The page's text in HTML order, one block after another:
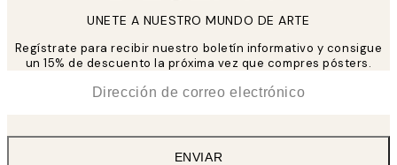
UNETE A NUESTRO MUNDO DE ARTE
Regístrate para recibir nuestro boletín informativo y consigue
un 15% de descuento la próxima vez que compres pósters.
ENVIAR